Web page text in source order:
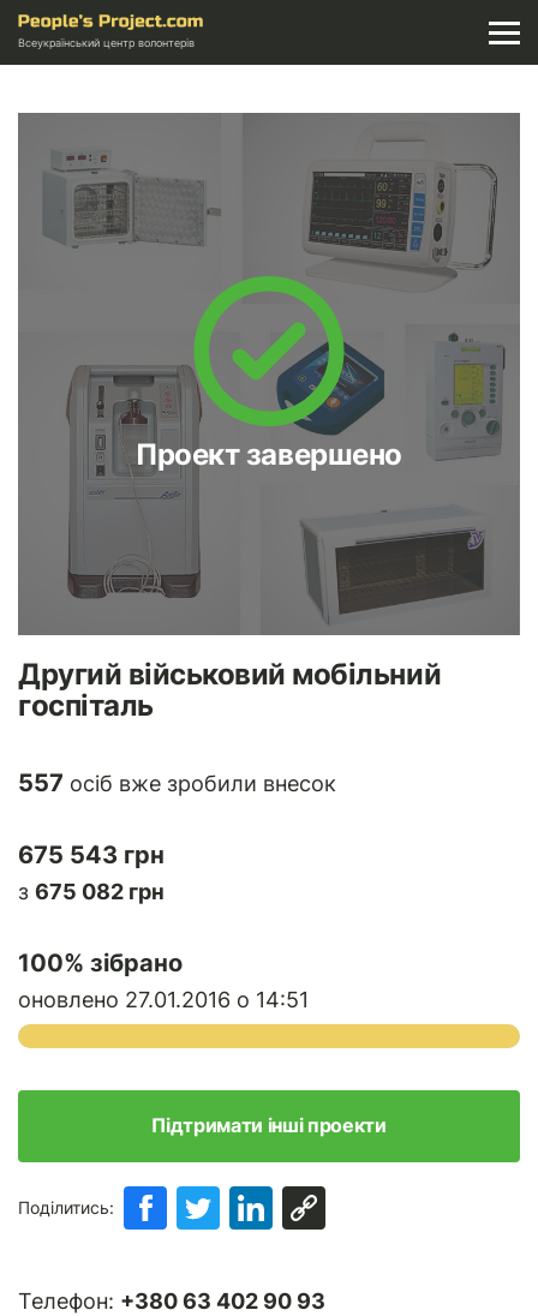
Всеукраїнський центр волонтерів
Проект завершено
Другий військовий мобільний
госпіталь
557 осіб вже зробили внесок
675 543 грн
з 675 082 грн
100% зібрано
оновлено 27.01.2016 о 14:51
Підтримати інші проекти
Поділитись:
Телефон: +380 63 402 90 93